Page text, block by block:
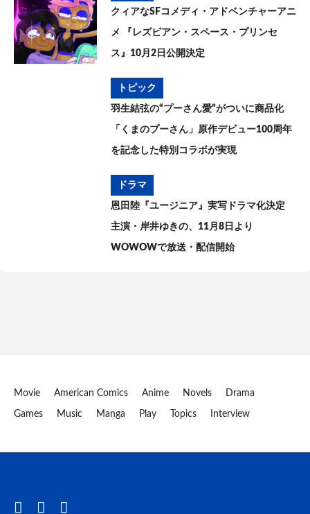
クィアなSFコメディ・アドベンチャーアニ
メ 『レズビアン・スペース・プリンセ
ス』10月2日公開決定
トピック
羽生結弦の“プーさん愛”がついに商品化
「くまのプーさん」原作デビュー100周年
を記念した特別コラボが実現
ドラマ
恩田陸『ユージニア』実写ドラマ化決定
主演・岸井ゆきの、11月8日より
WOWOWで放送・配信開始
Movie American Comics Anime Novels Drama
Games Music Manga Play Topics Interview